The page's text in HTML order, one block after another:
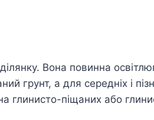
Вона повинна
грунт, а для середніх і
піщаних або